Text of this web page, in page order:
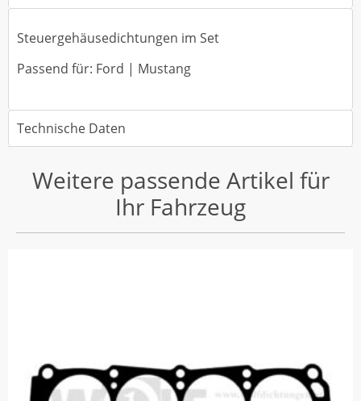
Steuergehäusedichtungen im Set
Passend für: Ford | Mustang
Technische Daten
Weitere passende Artikel für
Ihr Fahrzeug